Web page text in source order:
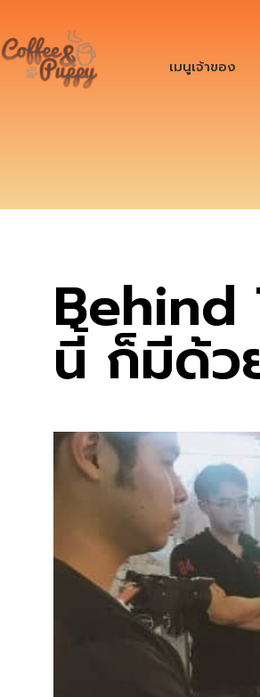
เมนูเจ้าของ
Behind
นี้ ก็มีด้ว